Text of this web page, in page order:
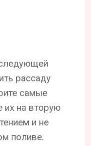
рассаду
самые
их на вторую
и не
поливе.